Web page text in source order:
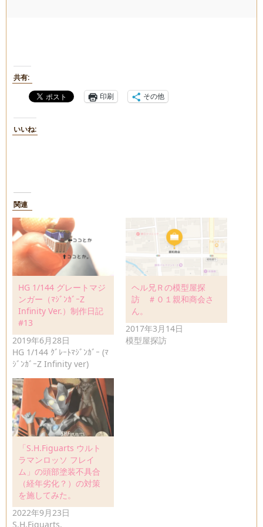
共有:
印刷
その他
いいね:
関連
HG 1/144 グレートマジ
ンガー（ﾏｼﾞﾝｶﾞｰZ
Infinity Ver.）制作日記
#13
2019年6月28日
HG 1/144 ｸﾞﾚｰﾄﾏｼﾞﾝｶﾞｰ (ﾏ
ｼﾞﾝｶﾞｰZ Infinity ver)
ヘル兄Ｒの模型屋探
訪 ＃０１親和商会さ
ん。
2017年3月14日
模型屋探訪
「S.H.Figuarts ウルト
ラマンロッソ フレイ
ム」の頭部塗装不具合
（経年劣化？）の対策
を施してみた。
2022年9月23日
S.H.Figuarts.